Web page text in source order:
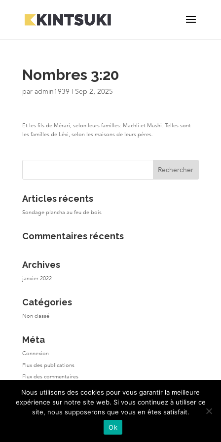
Nombres 3:20
par admin1939 | Sep 2, 2025
Et les fils de Mérari, selon leurs familles: Machli et Mushi. Telles sont
les familles de Lévi, selon les maisons de leurs pères.
Articles récents
Sondage plancha au feu de bois
Commentaires récents
Archives
janvier 2022
Catégories
Non classé
Méta
Connexion
Flux des publications
Flux des commentaires
Site de WordPress-FR
Nous utilisons des cookies pour vous garantir la meilleure
expérience sur notre site web. Si vous continuez à utiliser ce
site, nous supposerons que vous en êtes satisfait.
Ok